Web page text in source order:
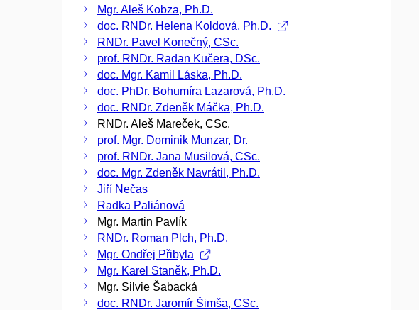
Mgr. Aleš Kobza, Ph.D.
doc. RNDr. Helena Koldová, Ph.D.
RNDr. Pavel Konečný, CSc.
prof. RNDr. Radan Kučera, DSc.
doc. Mgr. Kamil Láska, Ph.D.
doc. PhDr. Bohumíra Lazarová, Ph.D.
doc. RNDr. Zdeněk Máčka, Ph.D.
RNDr. Aleš Mareček, CSc.
prof. Mgr. Dominik Munzar, Dr.
prof. RNDr. Jana Musilová, CSc.
doc. Mgr. Zdeněk Navrátil, Ph.D.
Jiří Nečas
Radka Paliánová
Mgr. Martin Pavlík
RNDr. Roman Plch, Ph.D.
Mgr. Ondřej Přibyla
Mgr. Karel Staněk, Ph.D.
Mgr. Silvie Šabacká
doc. RNDr. Jaromír Šimša, CSc.